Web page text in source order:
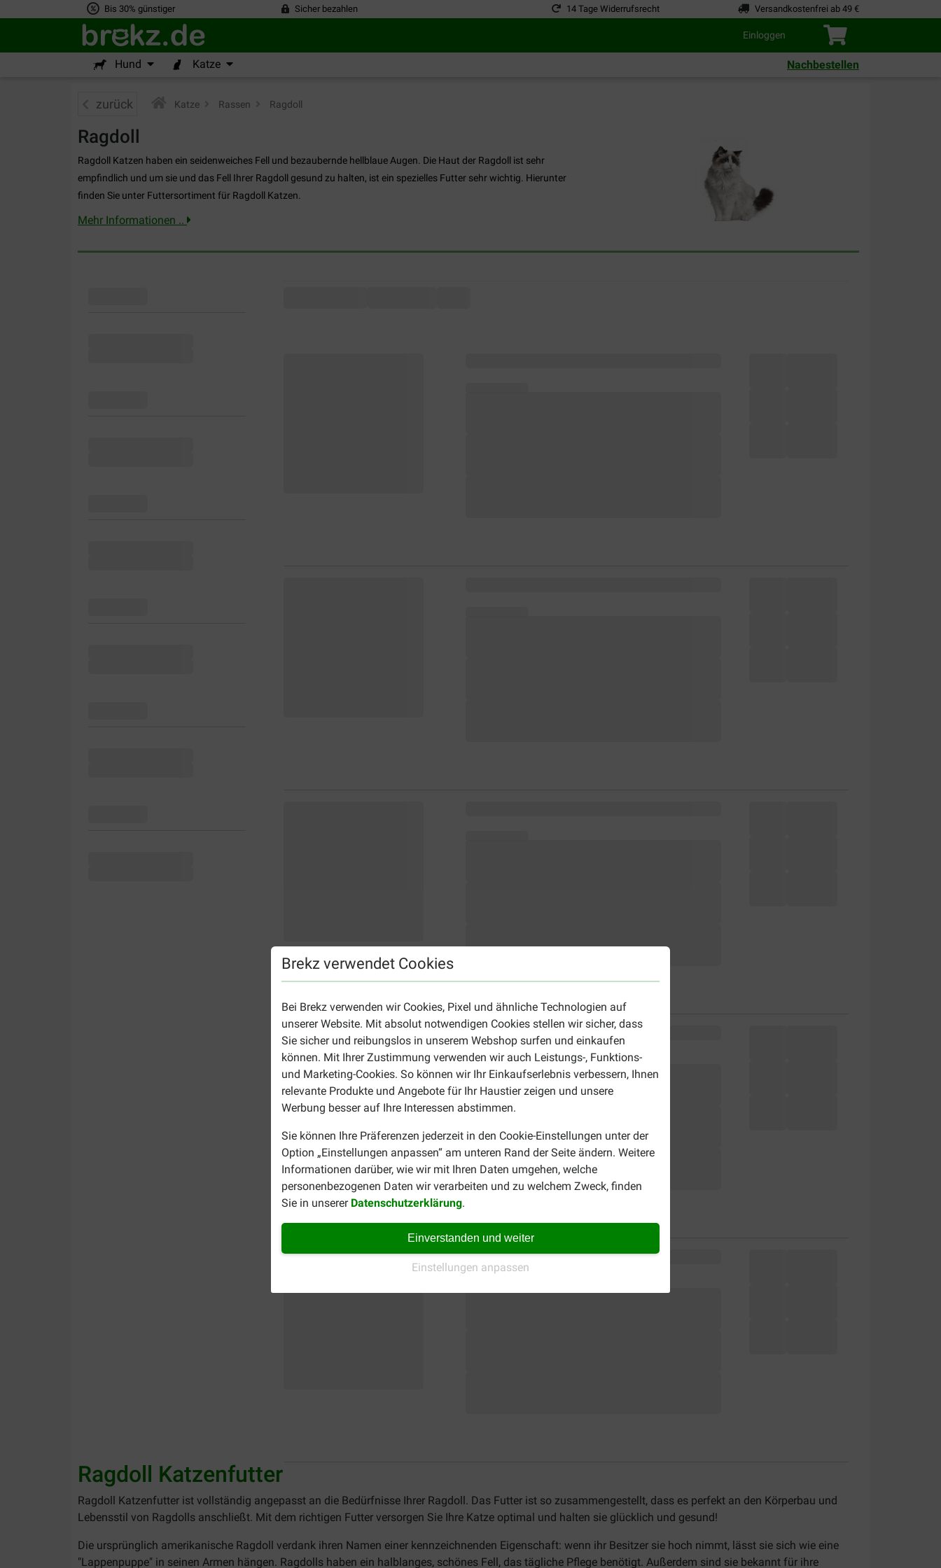
Bis 30% günstiger Sicher bezahlen 14 Tage Widerrufsrecht Versandkostenfrei ab 49 €
Einloggen
Hund Katze Nachbestellen
Brekz verwendet Cookies
Bei Brekz verwenden wir Cookies, Pixel und ähnliche Technologien auf
unserer Website. Mit absolut notwendigen Cookies stellen wir sicher, dass
Sie sicher und reibungslos in unserem Webshop surfen und einkaufen
können. Mit Ihrer Zustimmung verwenden wir auch Leistungs-, Funktions-
und Marketing-Cookies. So können wir Ihr Einkaufserlebnis verbessern, Ihnen
relevante Produkte und Angebote für Ihr Haustier zeigen und unsere
Werbung besser auf Ihre Interessen abstimmen.
Sie können Ihre Präferenzen jederzeit in den Cookie-Einstellungen unter der
Option „Einstellungen anpassen“ am unteren Rand der Seite ändern. Weitere
Informationen darüber, wie wir mit Ihren Daten umgehen, welche
personenbezogenen Daten wir verarbeiten und zu welchem Zweck, finden
Sie in unserer Datenschutzerklärung.
Einverstanden und weiter
Einstellungen anpassen
zurück Katze Rassen Ragdoll
Ragdoll
Ragdoll Katzen haben ein seidenweiches Fell und bezaubernde hellblaue Augen. Die Haut der Ragdoll ist sehr
empfindlich und um sie und das Fell Ihrer Ragdoll gesund zu halten, ist ein spezielles Futter sehr wichtig. Hierunter
finden Sie unter Futtersortiment für Ragdoll Katzen.
Mehr Informationen ..
Ragdoll Katzenfutter
Ragdoll Katzenfutter ist vollständig angepasst an die Bedürfnisse Ihrer Ragdoll. Das Futter ist so zusammengestellt, dass es perfekt an den Körperbau und
Lebensstil von Ragdolls anschließt. Mit dem richtigen Futter versorgen Sie Ihre Katze optimal und halten sie glücklich und gesund!
Die ursprünglich amerikanische Ragdoll verdank ihren Namen einer kennzeichnenden Eigenschaft: wenn ihr Besitzer sie hoch nimmt, lässt sie sich wie eine
"Lappenpuppe" in seinen Armen hängen. Ragdolls haben ein halblanges, schönes Fell, das tägliche Pflege benötigt. Außerdem sind sie bekannt für ihre